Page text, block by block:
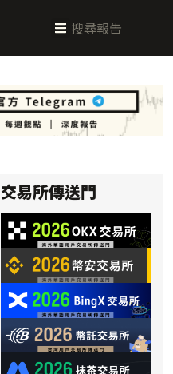
交易所傳送門